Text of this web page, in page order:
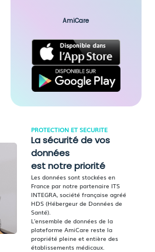
AmiCare
PROTECTION ET SECURITE
La sécurité de vos
données
est notre priorité
Les données sont stockées en
France par notre partenaire ITS
INTEGRA, société française agréé
HDS (Hébergeur de Données de
Santé).
L'ensemble de données de la
plateforme AmiCare reste la
propriété pleine et entière des
établissements médicaux.